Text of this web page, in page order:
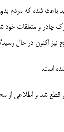
باعث شده که مردم
چادر و متعلقات خود
اکنون در حال
است.
شد و اطلاعی از